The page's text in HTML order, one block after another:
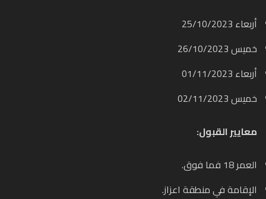
أربعاء 25/10/2023
خميس 26/10/2023
أربعاء 01/11/2023
خميس 02/11/2023
معايير القبول:
العمر 18 فما فوق.
الإقامة في منطقة اعزاز.